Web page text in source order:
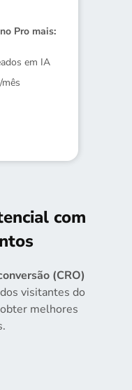
Pro mais:
em IA
com
(CRO)
visitantes do
melhores